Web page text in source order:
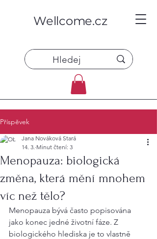
Wellcome.cz
Příspěvek
Menopauza: biologická
změna, která mění mnohem
víc než tělo?
Jana Nováková Stará
14. 3. Minut čtení: 3
Menopauza bývá často popisována
jako konec jedné životní fáze. Z
biologického hlediska je to vlastně